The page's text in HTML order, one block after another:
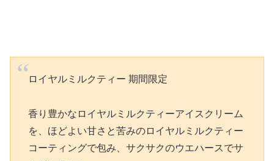
ロイヤルミルクティー 期間限定
香り豊かなロイヤルミルクティーアイスクリーム
を、ほどよい甘さと苦みのロイヤルミルクティー
コーティングで包み、サクサクのウエハースでサ